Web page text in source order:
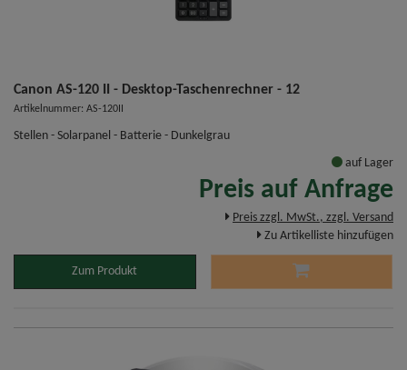
Canon AS-120 II - Desktop-Taschenrechner - 12
Artikelnummer: AS-120II
Stellen - Solarpanel - Batterie - Dunkelgrau
auf Lager
Preis auf Anfrage
Preis zzgl. MwSt., zzgl. Versand
Zu Artikelliste hinzufügen
Zum Produkt